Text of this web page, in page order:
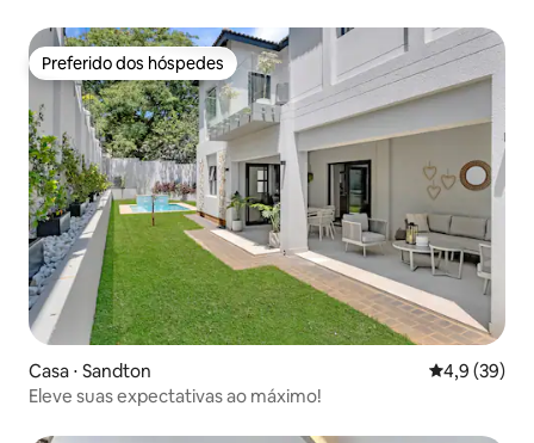
Preferido dos hóspedes
Preferido dos hóspedes
Casa ⋅ Sandton 4,9 de uma
4,9 (39)
Eleve suas expectativas ao máximo!